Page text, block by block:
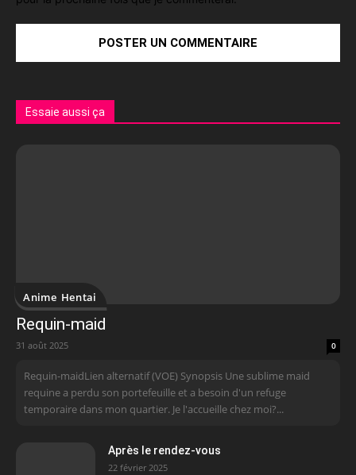
Essaie aussi ça
Anime Hentai
Requin-maid
31 août 2025 0
Requin-maidLien alternatif (VOE) Synopsis Une sublime maid
requine a perdu son portefeuille et a besoin d'un refuge
temporaire dans mon quartier. Je l'accueille chez moi?...
Après le rendez-vous
22 février 2025